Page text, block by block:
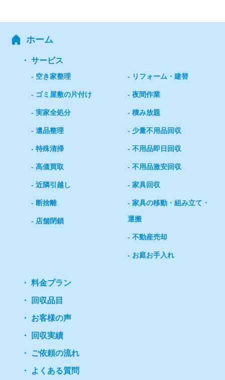
ホーム
サービス
空き家整理
ゴミ屋敷の片付け
実家全処分
遺品整理
特殊清掃
高価買取
近隣引越し
断捨離
店舗閉鎖
リフォーム・建替
夜間作業
積み放題
少量不用品回収
不用品即日回収
不用品激安回収
家具回収
家具の移動・組み立て・
運搬
不動産売却
お庭お手入れ
料金プラン
回収品目
お客様の声
回収実績
ご依頼の流れ
よくある質問